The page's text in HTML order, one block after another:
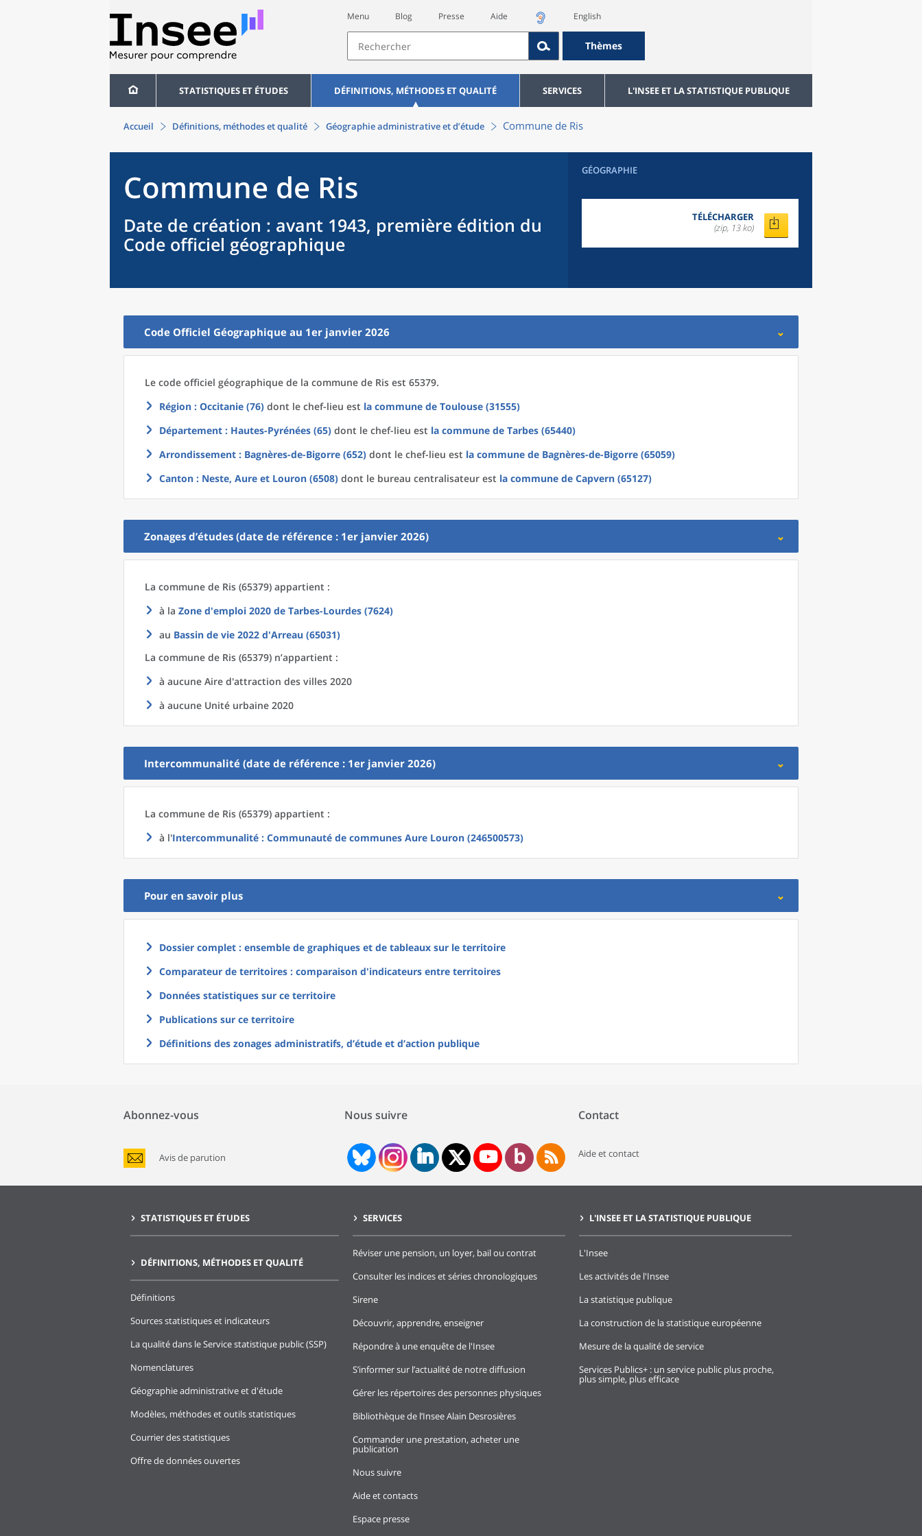
Menu Blog Presse Aide English
Thèmes
STATISTIQUES ET ÉTUDES DÉFINITIONS, MÉTHODES ET QUALITÉ SERVICES L'INSEE ET LA STATISTIQUE PUBLIQUE
Accueil Définitions, méthodes et qualité Géographie administrative et d’étude Commune de Ris
Commune de Ris
Date de création : avant 1943, première édition du
Code officiel géographique
GÉOGRAPHIE
TÉLÉCHARGER
(zip, 13 ko)
Code Officiel Géographique au 1er janvier 2026
Le code officiel géographique de la commune de Ris est 65379.
Région : Occitanie (76) dont le chef-lieu est la commune de Toulouse (31555)
Département : Hautes-Pyrénées (65) dont le chef-lieu est la commune de Tarbes (65440)
Arrondissement : Bagnères-de-Bigorre (652) dont le chef-lieu est la commune de Bagnères-de-Bigorre (65059)
Canton : Neste, Aure et Louron (6508) dont le bureau centralisateur est la commune de Capvern (65127)
Zonages d’études (date de référence : 1er janvier 2026)
La commune de Ris (65379) appartient :
à la Zone d'emploi 2020 de Tarbes-Lourdes (7624)
au Bassin de vie 2022 d'Arreau (65031)
La commune de Ris (65379) n’appartient :
à aucune Aire d'attraction des villes 2020
à aucune Unité urbaine 2020
Intercommunalité (date de référence : 1er janvier 2026)
La commune de Ris (65379) appartient :
à l'Intercommunalité : Communauté de communes Aure Louron (246500573)
Pour en savoir plus
Dossier complet : ensemble de graphiques et de tableaux sur le territoire
Comparateur de territoires : comparaison d'indicateurs entre territoires
Données statistiques sur ce territoire
Publications sur ce territoire
Définitions des zonages administratifs, d’étude et d’action publique
Abonnez-vous
Avis de parution
Nous suivre Contact
Aide et contact
STATISTIQUES ET ÉTUDES
DÉFINITIONS, MÉTHODES ET QUALITÉ
Définitions
Sources statistiques et indicateurs
La qualité dans le Service statistique public (SSP)
Nomenclatures
Géographie administrative et d'étude
Modèles, méthodes et outils statistiques
Courrier des statistiques
Offre de données ouvertes
SERVICES
Réviser une pension, un loyer, bail ou contrat
Consulter les indices et séries chronologiques
Sirene
Découvrir, apprendre, enseigner
Répondre à une enquête de l'Insee
S’informer sur l’actualité de notre diffusion
Gérer les répertoires des personnes physiques
Bibliothèque de l’Insee Alain Desrosières
Commander une prestation, acheter une
publication
Nous suivre
Aide et contacts
Espace presse
L'INSEE ET LA STATISTIQUE PUBLIQUE
L'Insee
Les activités de l'Insee
La statistique publique
La construction de la statistique européenne
Mesure de la qualité de service
Services Publics+ : un service public plus proche,
plus simple, plus efficace